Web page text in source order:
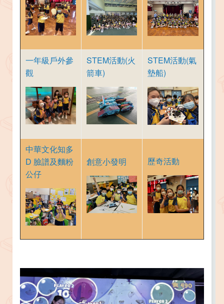
一年級戶外參
觀
STEM活動(火
箭車)
STEM活動(氣
墊船)
中華文化知多
D 臉譜及麵粉
公仔
創意小發明 歷奇活動